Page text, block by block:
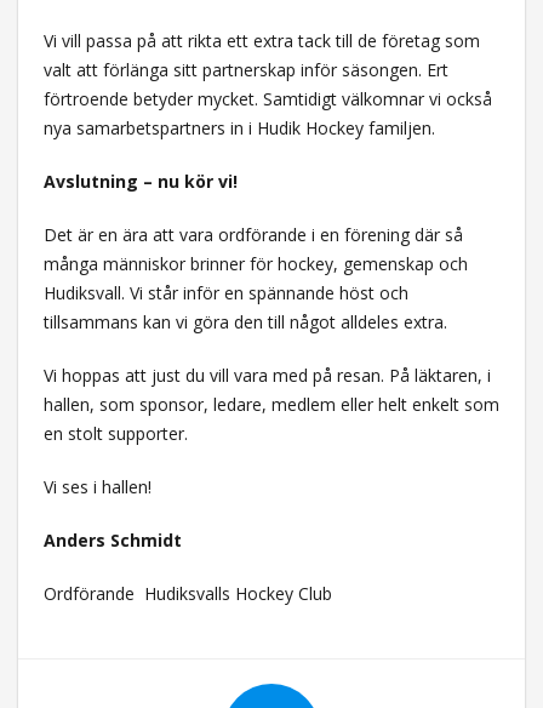
Vi vill passa på att rikta ett extra tack till de företag som
valt att förlänga sitt partnerskap inför säsongen. Ert
förtroende betyder mycket. Samtidigt välkomnar vi också
nya samarbetspartners in i Hudik Hockey familjen.
Avslutning – nu kör vi!
Det är en ära att vara ordförande i en förening där så
många människor brinner för hockey, gemenskap och
Hudiksvall. Vi står inför en spännande höst och
tillsammans kan vi göra den till något alldeles extra.
Vi hoppas att just du vill vara med på resan. På läktaren, i
hallen, som sponsor, ledare, medlem eller helt enkelt som
en stolt supporter.
Vi ses i hallen!
Anders Schmidt
Ordförande Hudiksvalls Hockey Club